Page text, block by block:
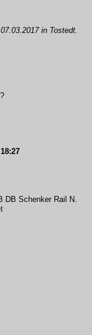
in Tostedt.
DB Schenker Rail N.